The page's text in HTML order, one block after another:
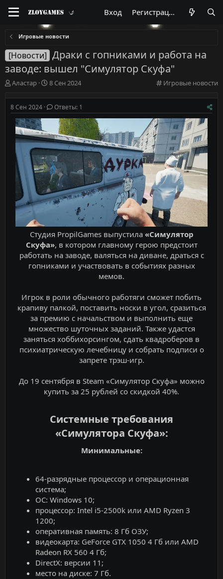
Вход Регистрация
Игровые новости
[Новости] Драки с гопниками и работа на
заводе: вышел "Симулятор Скуфа"
К
т
г
р
и
я
Игровые новости
А
т
о
м
ы
Аластар
Д
т
а
н
ч
а
л
а
8 Сен 2024
8 Сен 2024 Ответы: 1
Студия PropilGames выпустила «Симулятор
Скуфа», в котором главному герою предстоит
работать на заводе, валяться на диване, драться с
гопниками и участвовать в событиях разных
мемов.
Игрок в роли обычного работяги сможет побить
крапиву палкой, поставить носки в угол, сразиться
за премию с начальством и выполнить еще
множество шуточных заданий. Также удастся
заняться хоббихорсингом, сдать квадроберов в
психиатрическую лечебницу и собрать подписи о
запрете трэш-игр.
До 19 сентября в Steam «Симулятор Скуфа» можно
купить за 25 рублей со скидкой 40%.
Системные требования
«Симулятора Скуфа»:​
Минимальные:
64-разрядные процессор и операционная
система;
ОС: Windows 10;
процессор: Intel i5-2500k или AMD Ryzen 3
1200;
оперативная память: 8 Гб ОЗУ;
видеокарта: GeForce GTX 1050 4 Гб или AMD
Radeon RX 560 4 Гб;
DirectX: версии 11;
место на диске: 7 Гб.